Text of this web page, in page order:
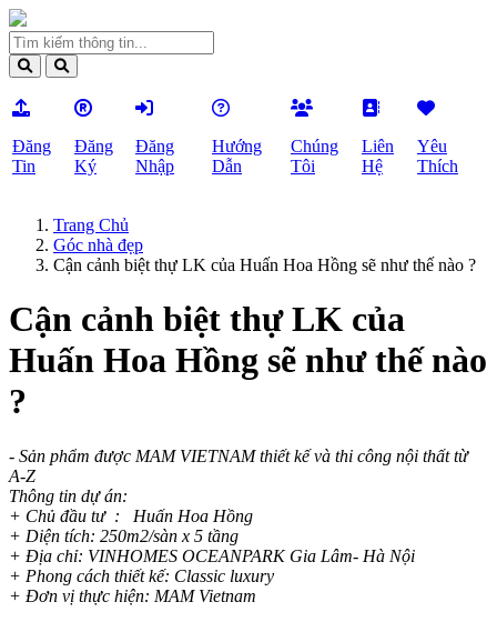
Đăng
Tin
Đăng
Ký
Đăng
Nhập
Hướng
Dẫn
Chúng
Tôi
Liên
Hệ
Yêu
Thích
Trang Chủ
Góc nhà đẹp
Cận cảnh biệt thự LK của Huấn Hoa Hồng sẽ như thế nào ?
Cận cảnh biệt thự LK của
Huấn Hoa Hồng sẽ như thế nào
?
- Sản phẩm được MAM VIETNAM thiết kế và thi công nội thất từ
A-Z
Thông tin dự án:
+ Chủ đầu tư : Huấn Hoa Hồng
+ Diện tích: 250m2/sàn x 5 tầng
+ Địa chỉ: VINHOMES OCEANPARK Gia Lâm- Hà Nội
+ Phong cách thiết kế: Classic luxury
+ Đơn vị thực hiện: MAM Vietnam